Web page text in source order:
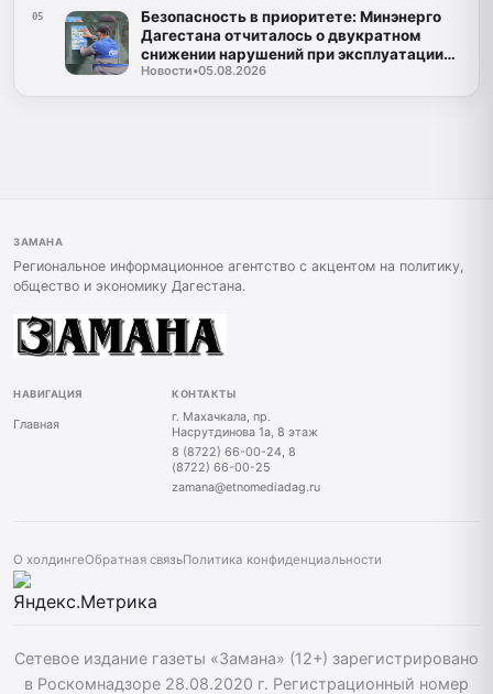
05
Безопасность в приоритете: Минэнерго
Дагестана отчиталось о двукратном
снижении нарушений при эксплуатации
газа
Новости•05.08.2026
ЗАМАНА
Региональное информационное агентство с акцентом на политику,
общество и экономику Дагестана.
НАВИГАЦИЯ
Главная
КОНТАКТЫ
г. Махачкала, пр.
Насрутдинова 1а, 8 этаж
8 (8722) 66-00-24, 8
(8722) 66-00-25
zamana@etnomediadag.ru
О холдингеОбратная связьПолитика конфиденциальности
Сетевое издание газеты «Замана» (12+) зарегистрировано
в Роскомнадзоре 28.08.2020 г. Регистрационный номер